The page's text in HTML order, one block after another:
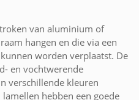
van aluminium of
hangen en die via een
worden verplaatst. De
en vochtwerende
verschillende kleuren
hebben een goede